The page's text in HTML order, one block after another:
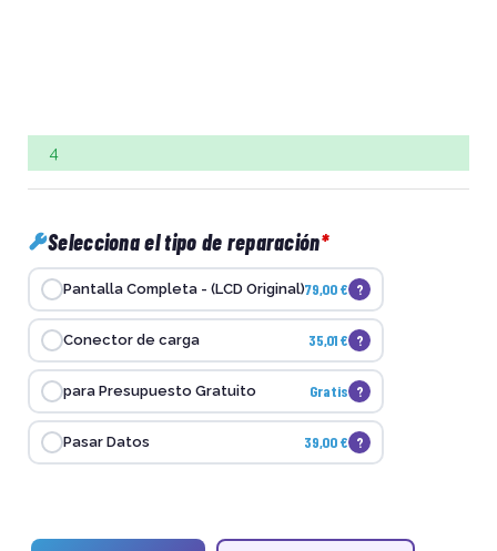
4
Selecciona el tipo de reparación
Pantalla Completa - (LCD Original)79,00 € ?
Conector de carga 35,01 € ?
para Presupuesto Gratuito Gratis ?
Pasar Datos 39,00 € ?